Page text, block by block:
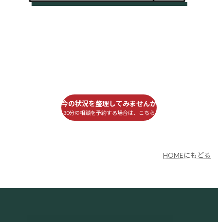
今の状況を整理してみませんか
30分の相談を予約する場合は、こちら
HOMEにもどる